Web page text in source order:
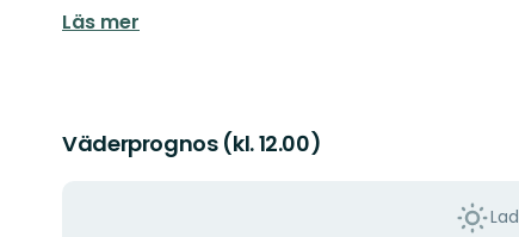
Läs mer
Väderprognos (kl. 12.00)